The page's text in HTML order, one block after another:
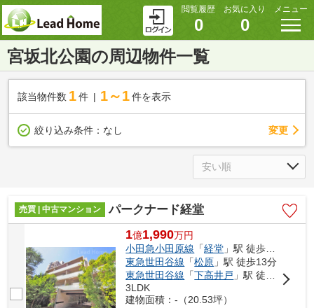
閲覧履歴
0
お気に入り
0
メニュー
宮坂北公園の周辺物件一覧
該当物件数 1件 1～1 件を表示
絞り込み条件： なし 変更
売買 | 中古マンション パークナード経堂
1億1,990万円
小田急小田原線 「経堂 」駅 徒歩11分
東急世田谷線 「松原 」駅 徒歩13分
東急世田谷線 「下高井戸 」駅 徒歩17分
3LDK
建物面積：-（20.53坪）